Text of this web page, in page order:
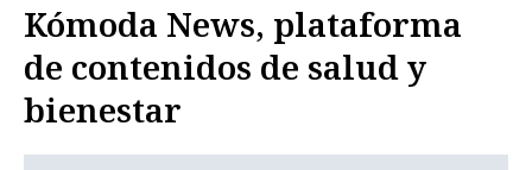
Kómoda News, plataforma
de contenidos de salud y
bienestar